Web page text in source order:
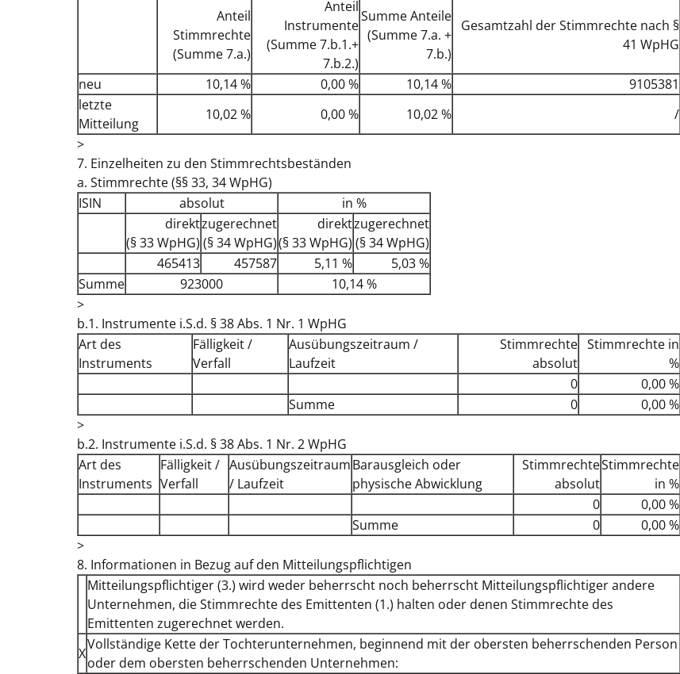
Anteil
Stimmrechte
(Summe 7.a.)
Anteil
Instrumente
(Summe 7.b.1.+
7.b.2.)
Summe Anteile
(Summe 7.a. +
7.b.)
Gesamtzahl der Stimmrechte nach §
41 WpHG
neu 10,14 % 0,00 % 10,14 %
9105381
letzte
Mitteilung
10,02 % 0,00 % 10,02 %
/
>
7. Einzelheiten zu den Stimmrechtsbeständen
a. Stimmrechte (§§ 33, 34 WpHG)
ISIN
absolut
in %
direkt
(§ 33 WpHG)
zugerechnet
(§ 34 WpHG)
direkt
(§ 33 WpHG)
zugerechnet
(§ 34 WpHG)
465413
457587 5,11 %
5,03 %
Summe
923000
10,14 %
>
b.1. Instrumente i.S.d. § 38 Abs. 1 Nr. 1 WpHG
Art des
Instruments
Fälligkeit /
Verfall
Ausübungszeitraum /
Laufzeit
Stimmrechte
absolut
Stimmrechte in
%
0
0,00 %
Summe
0
0,00 %
>
b.2. Instrumente i.S.d. § 38 Abs. 1 Nr. 2 WpHG
Art des
Instruments
Fälligkeit /
Verfall
Ausübungszeitraum
/ Laufzeit
Barausgleich oder
physische Abwicklung
Stimmrechte
absolut
Stimmrechte
in %
0
0,00 %
Summe
0
0,00 %
>
8. Informationen in Bezug auf den Mitteilungspflichtigen
Mitteilungspflichtiger (3.) wird weder beherrscht noch beherrscht Mitteilungspflichtiger andere
Unternehmen, die Stimmrechte des Emittenten (1.) halten oder denen Stimmrechte des
Emittenten zugerechnet werden.
X
Vollständige Kette der Tochterunternehmen, beginnend mit der obersten beherrschenden Person
oder dem obersten beherrschenden Unternehmen: